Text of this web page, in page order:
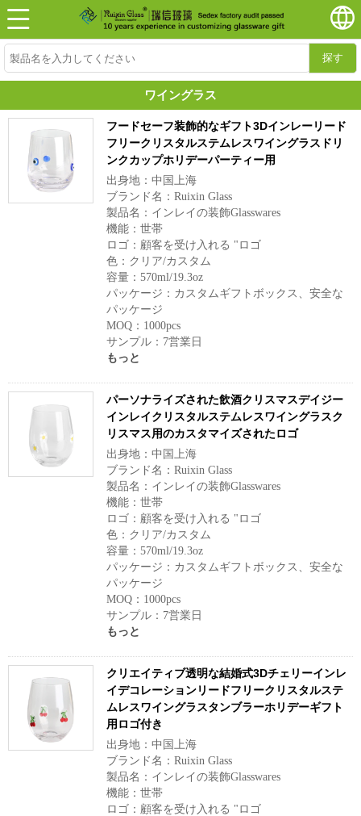
探す
ワイングラス
フードセーフ装飾的なギフト3Dインレーリード
フリークリスタルステムレスワイングラスドリ
ンクカップホリデーパーティー用
出身地：中国上海
ブランド名：Ruixin Glass
製品名：インレイの装飾Glasswares
機能：世帯
ロゴ：顧客を受け入れる "ロゴ
色：クリア/カスタム
容量：570ml/19.3oz
パッケージ：カスタムギフトボックス、安全な
パッケージ
MOQ：1000pcs
サンプル：7営業日
もっと
パーソナライズされた飲酒クリスマスデイジー
インレイクリスタルステムレスワイングラスク
リスマス用のカスタマイズされたロゴ
出身地：中国上海
ブランド名：Ruixin Glass
製品名：インレイの装飾Glasswares
機能：世帯
ロゴ：顧客を受け入れる "ロゴ
色：クリア/カスタム
容量：570ml/19.3oz
パッケージ：カスタムギフトボックス、安全な
パッケージ
MOQ：1000pcs
サンプル：7営業日
もっと
クリエイティブ透明な結婚式3Dチェリーインレ
イデコレーションリードフリークリスタルステ
ムレスワイングラスタンブラーホリデーギフト
用ロゴ付き
出身地：中国上海
ブランド名：Ruixin Glass
製品名：インレイの装飾Glasswares
機能：世帯
ロゴ：顧客を受け入れる "ロゴ